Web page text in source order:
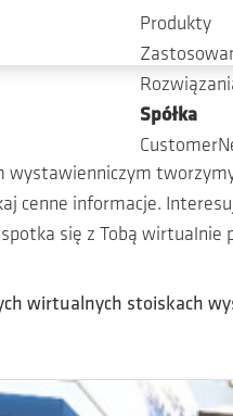
Produkty
Spółka
cenne informacje.
się z Tobą wirtualnie
wirtualnych stoiskach